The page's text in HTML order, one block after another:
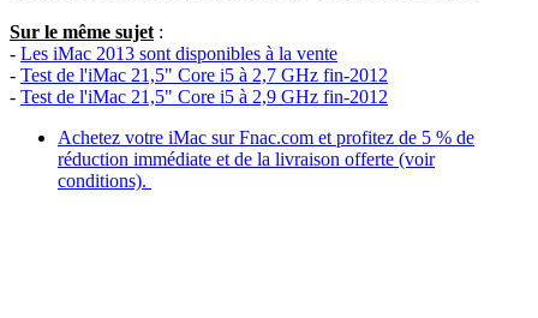
Sur le même sujet :
- Les iMac 2013 sont disponibles à la vente
- Test de l'iMac 21,5" Core i5 à 2,7 GHz fin-2012
- Test de l'iMac 21,5" Core i5 à 2,9 GHz fin-2012
Achetez votre iMac sur Fnac.com et profitez de 5 % de
réduction immédiate et de la livraison offerte (voir
conditions).